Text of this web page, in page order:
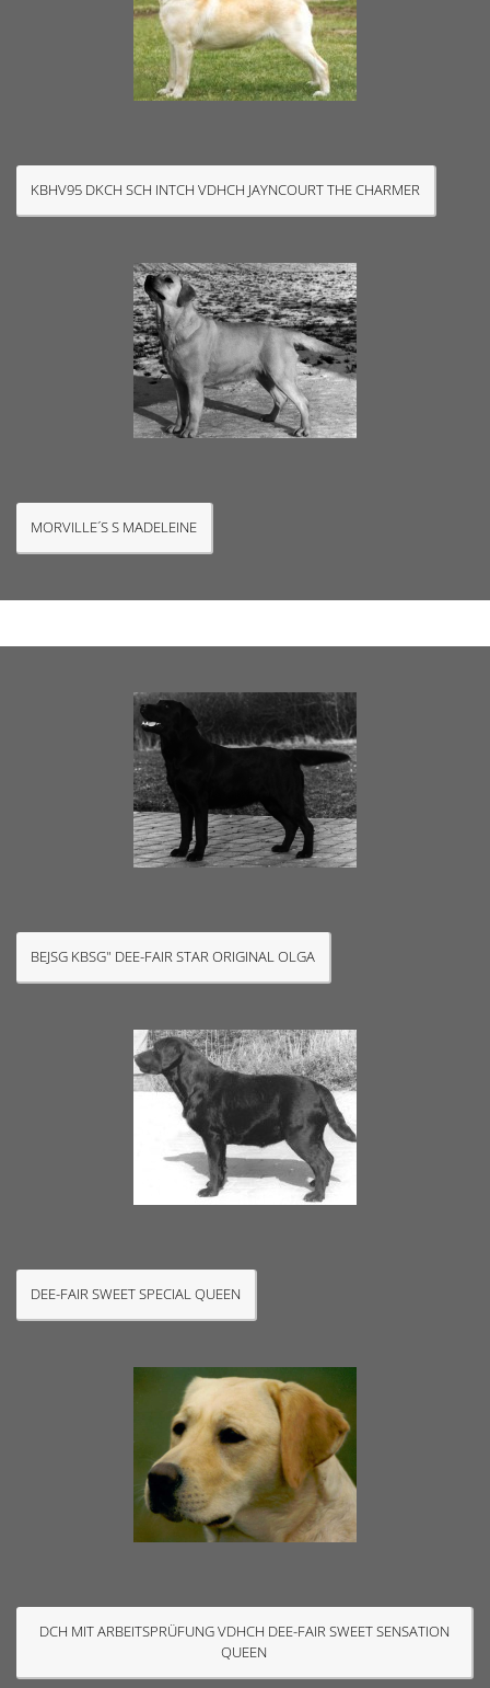
KBHV95 DKCH SCH INTCH VDHCH JAYNCOURT THE CHARMER
MORVILLE´S S MADELEINE
BEJSG KBSG" DEE-FAIR STAR ORIGINAL OLGA
DEE-FAIR SWEET SPECIAL QUEEN
DCH MIT ARBEITSPRÜFUNG VDHCH DEE-FAIR SWEET SENSATION
QUEEN